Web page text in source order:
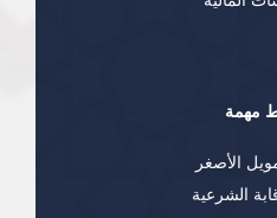
مهمة
الأصغر
الشرعية